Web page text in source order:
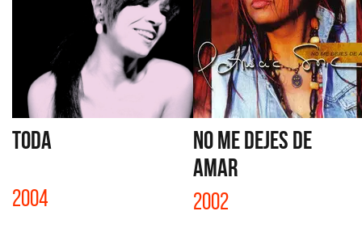
TODA
2004
NO ME DEJES DE
AMAR
2002